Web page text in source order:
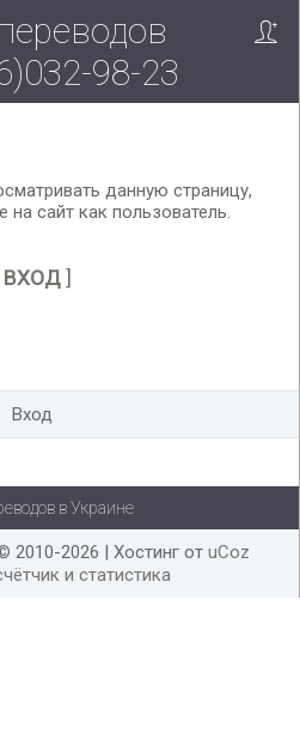
Вверх!
98-23
данную страницу,
на сайт как пользователь.
ВХОД]
Вход
в Украине
2010-2026 | Хостинг от uCoz